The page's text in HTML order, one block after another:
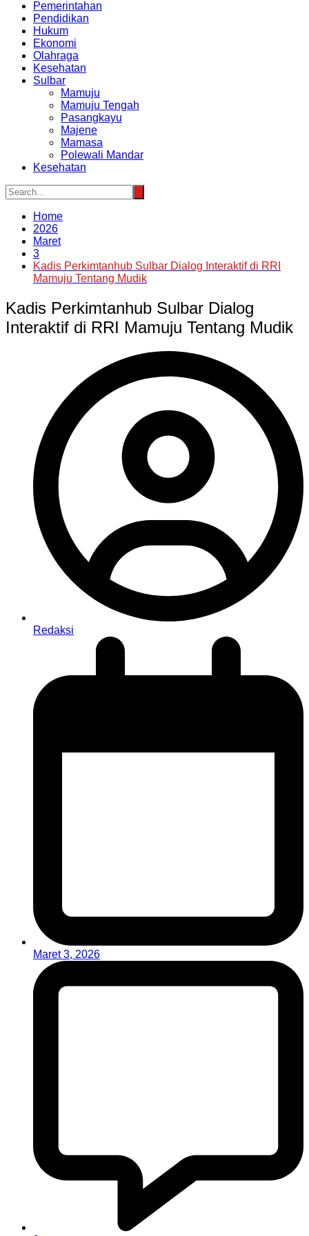
Pemerintahan
Pendidikan
Hukum
Ekonomi
Olahraga
Kesehatan
Sulbar
Mamuju
Mamuju Tengah
Pasangkayu
Majene
Mamasa
Polewali Mandar
Kesehatan
Home
2026
Maret
3
Kadis Perkimtanhub Sulbar Dialog Interaktif di RRI
Mamuju Tentang Mudik
Kadis Perkimtanhub Sulbar Dialog
Interaktif di RRI Mamuju Tentang Mudik
Redaksi
Maret 3, 2026